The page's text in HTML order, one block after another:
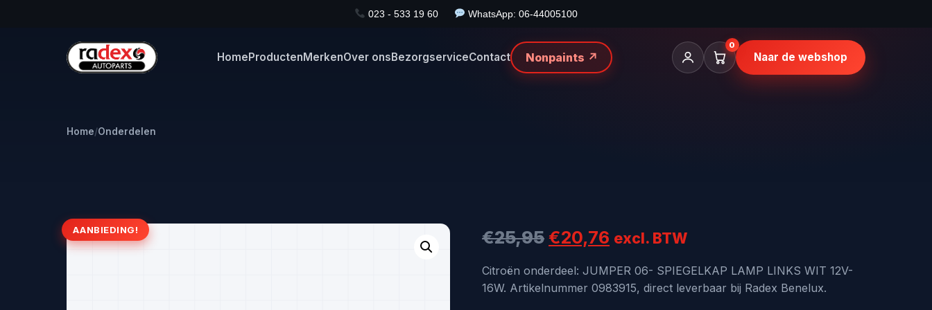
023 - 533 19 60 WhatsApp: 06-44005100
HomeProductenMerkenOver onsBezorgserviceContact Nonpaints ↗
0
Naar de webshop
Home/Onderdelen
AANBIEDING! €25,95Oorspronkelijke
prijs
was:
€20,76 Huidige
prijs
is:
excl. BTW
Citroën onderdeel: JUMPER 06- SPIEGELKAP LAMP LINKS WIT 12V-
16W. Artikelnummer 0983915, direct leverbaar bij Radex Benelux.